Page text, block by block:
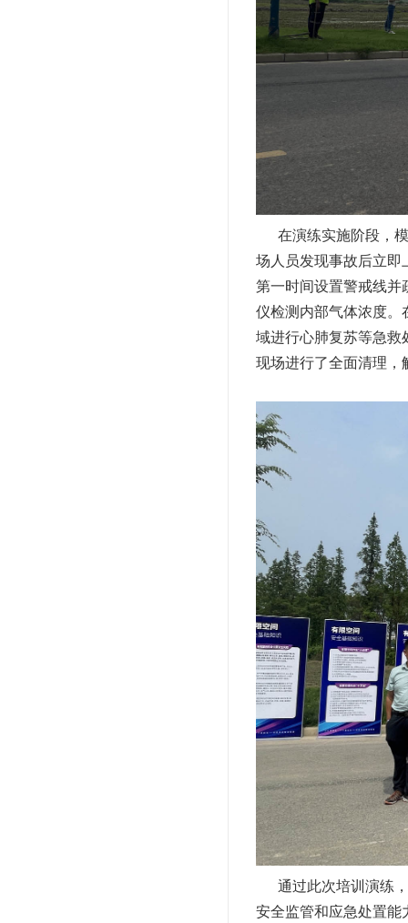
在演练实施阶段，模
场人员发现事故后立即
第一时间设置警戒线并
仪检测内部气体浓度。
域进行心肺复苏等急救
现场进行了全面清理，
通过此次培训演练，
安全监管和应急处置能